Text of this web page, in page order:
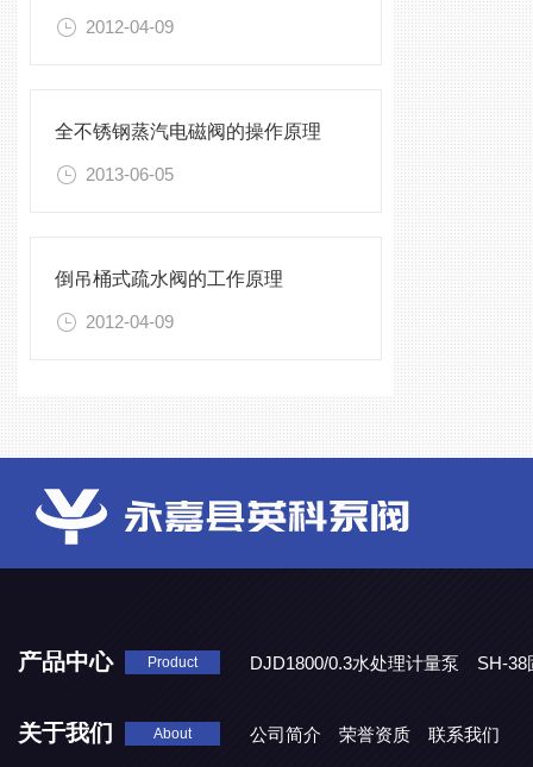
2012-04-09
全不锈钢蒸汽电磁阀的操作原理
2013-06-05
倒吊桶式疏水阀的工作原理
2012-04-09
产品中心 Product DJD1800/0.3水处理计量泵
SH-38
关于我们 About 公司简介 荣誉资质 联系我们